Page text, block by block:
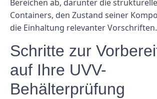
Bereichen ab, darunter die
Containers, den Zustand seiner
die Einhaltung relevanter Vorschriften.
Schritte zur
auf Ihre UVV-
Behälterprüfung